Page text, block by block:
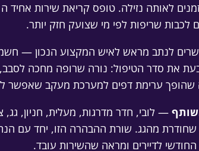
לאותה נזילה. טופס קריאת שירות אחיד
שריפות לפי מי שצועק חזק יותר.
לנתב מראש לאיש המקצוע הנכון —
את סדר הטיפול: נורה שרופה מחכה
ערימת דפים למערכת מעקב שאפשר
— לובי, חדר מדרגות, מעלית, חניון,
שחודרת מהגג. שורת ההבהרה הזו, יחד עם
לדיירים ומראה שהשירות עובד.